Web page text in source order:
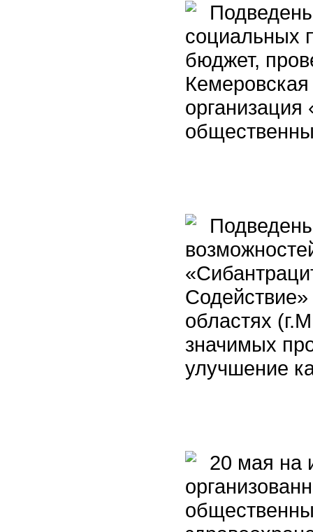
социальных
бюджет,
организация
областях
значимых
улучшение
20 мая на